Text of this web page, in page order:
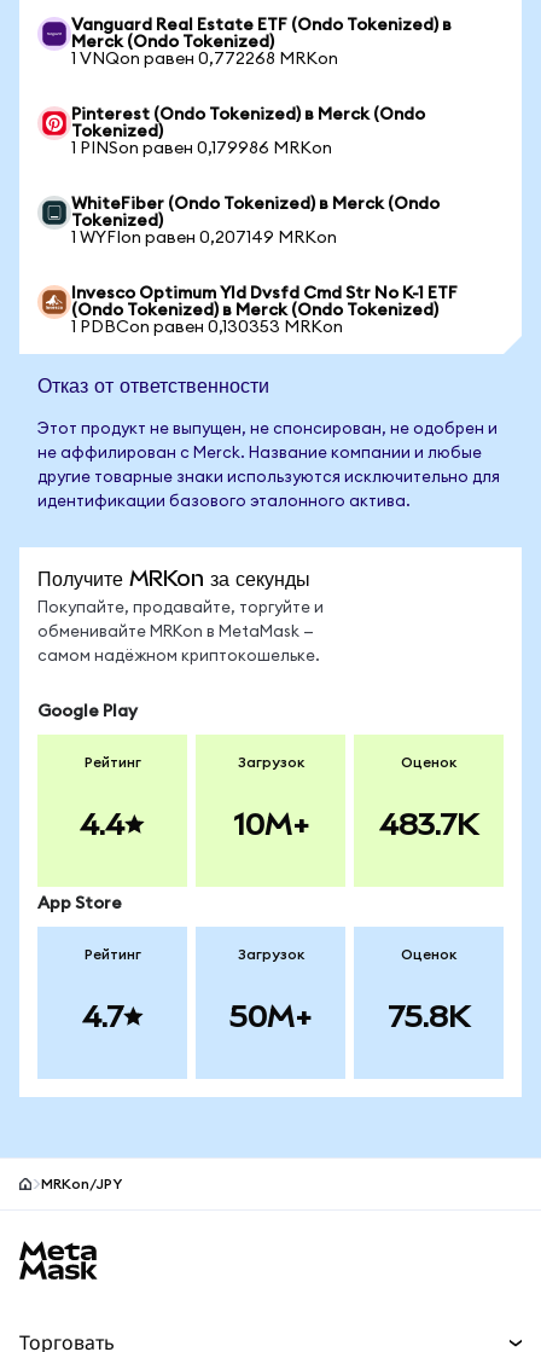
Vanguard Real Estate ETF (Ondo Tokenized) в
Merck (Ondo Tokenized)
1 VNQon равен 0,772268 MRKon
Pinterest (Ondo Tokenized) в Merck (Ondo
Tokenized)
1 PINSon равен 0,179986 MRKon
WhiteFiber (Ondo Tokenized) в Merck (Ondo
Tokenized)
1 WYFIon равен 0,207149 MRKon
Invesco Optimum Yld Dvsfd Cmd Str No K-1 ETF
(Ondo Tokenized) в Merck (Ondo Tokenized)
1 PDBCon равен 0,130353 MRKon
Отказ от ответственности
Этот продукт не выпущен, не спонсирован, не одобрен и
не аффилирован с Merck. Название компании и любые
другие товарные знаки используются исключительно для
идентификации базового эталонного актива.
Получите MRKon за секунды
Покупайте, продавайте, торгуйте и
обменивайте MRKon в MetaMask —
самом надёжном криптокошельке.
Google Play
Рейтинг
4.4
Загрузок
10M+
Оценок
483.7K
App Store
Рейтинг
4.7
Загрузок
50M+
Оценок
75.8K
MRKon/JPY
Торговать